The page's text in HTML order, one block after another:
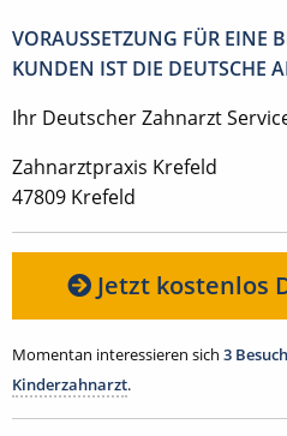
VORAUSSETZUNG FÜR EINE
KUNDEN IST DIE DEUTSCHE
Ihr Deutscher Zahnarzt
Zahnarztpraxis Krefeld
47809 Krefeld
Jetzt kostenlos
Momentan interessieren sich 3
Kinderzahnarzt.